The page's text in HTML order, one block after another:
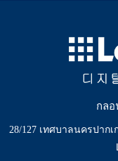
กล
28/127 เทศบาลนครปาก